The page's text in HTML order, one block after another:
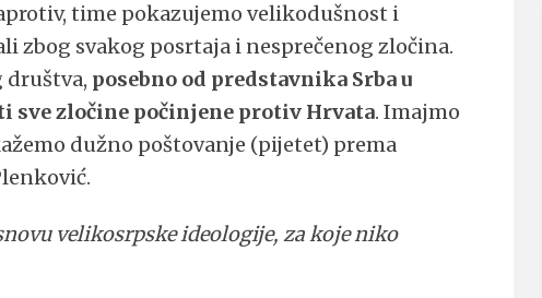
time pokazujemo velikodušnost i
zbog svakog posrtaja i nesprečenog zločina.
društva, posebno od predstavnika Srba u
sve zločine počinjene protiv Hrvata. Imajmo
dužno poštovanje (pijetet) prema
velikosrpske ideologije, za koje niko